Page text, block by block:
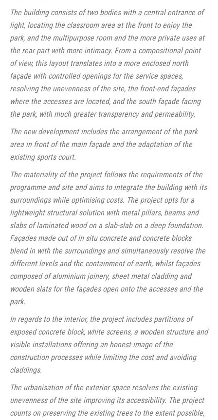
The building consists of two bodies with a central entrance of
light, locating the classroom area at the front to enjoy the
park, and the multipurpose room and the more private uses at
the rear part with more intimacy. From a compositional point
of view, this layout translates into a more enclosed north
façade with controlled openings for the service spaces,
resolving the unevenness of the site, the front-end façades
where the accesses are located, and the south façade facing
the park, with much greater transparency and permeability.
The new development includes the arrangement of the park
area in front of the main façade and the adaptation of the
existing sports court.
The materiality of the project follows the requirements of the
programme and site and aims to integrate the building with its
surroundings while optimising costs. The project opts for a
lightweight structural solution with metal pillars, beams and
slabs of laminated wood on a slab-slab on a deep foundation.
Façades made out of in situ concrete and concrete blocks
blend in with the surroundings and simultaneously resolve the
different levels and the containment of earth, whilst façades
composed of aluminium joinery, sheet metal cladding and
wooden slats for the façades open onto the accesses and the
park.
In regards to the interior, the project includes partitions of
exposed concrete block, white screens, a wooden structure and
visible installations offering an honest image of the
construction processes while limiting the cost and avoiding
claddings.
The urbanisation of the exterior space resolves the existing
unevenness of the site improving its accessibility. The project
counts on preserving the existing trees to the extent possible,